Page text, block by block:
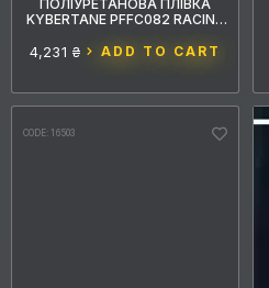
ПОЛІУРЕТАНОВА ПЛІВКА
KYBERTANE PFFС082 RACING
4,231 ₴ ADD TO CART
CODE: 16503